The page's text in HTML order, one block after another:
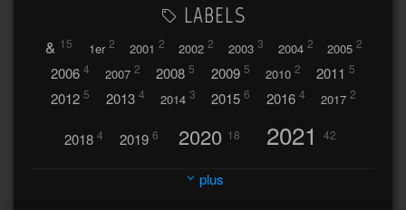
LABELS
& 15 1er 2 2001 2 2002 2 2003 3 2004 2 2005 2
2006 4 2007 2 2008 5 2009 5 2010 2 2011 5
2012 5 2013 4 2014 3 2015 6 2016 4 2017 2
2018 4 2019 6 2020 18 2021 42
2023 32
plus